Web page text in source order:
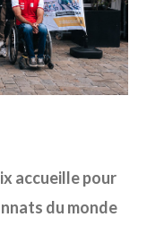
accueille pour
du monde